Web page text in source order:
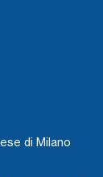
di Milano